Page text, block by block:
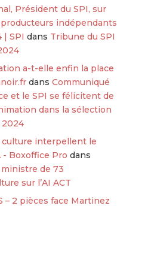
Président du SPI, sur
indépendants
| SPI dans Tribune du SPI
a-t-elle enfin la place
dans Communiqué
et le SPI se félicitent de
dans la sélection
2024
culture interpellent le
- Boxoffice Pro dans
de 73
sur l’AI ACT
– 2 pièces face Martinez